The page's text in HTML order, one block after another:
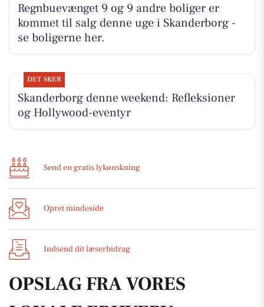
Regnbuevænget 9 og 9 andre boliger er
kommet til salg denne uge i Skanderborg -
se boligerne her.
DET SKER
Skanderborg denne weekend: Refleksioner
og Hollywood-eventyr
Send en gratis lykønskning
Opret mindeside
Indsend dit læserbidrag
OPSLAG FRA VORES